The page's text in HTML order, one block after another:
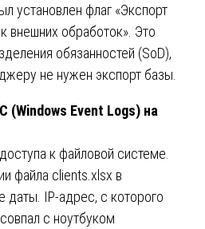
установлен флаг «Экспорт
внешних обработок». Это
обязанностей (SoD),
не нужен экспорт базы.
(Windows Event Logs) на
к файловой системе.
файла clients.xlsx в
даты. IP-адрес, с которого
с ноутбуком